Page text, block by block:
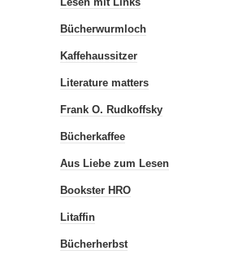
Bücherwurmloch
Kaffehaussitzer
Literature matters
Frank O. Rudkoffsky
Bücherkaffee
Aus Liebe zum Lesen
Bookster HRO
Litaffin
Bücherherbst